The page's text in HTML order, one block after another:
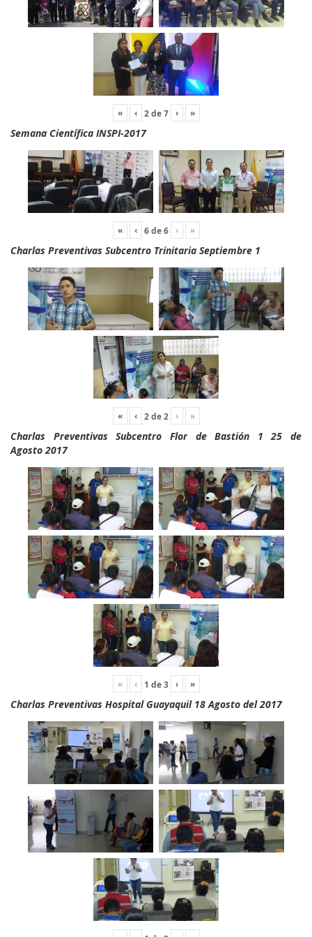
« ‹ 2de7 › »
Semana Científica INSPI-2017
« ‹ 6de6 › »
Charlas Preventivas Subcentro Trinitaria Septiembre 1
« ‹ 2de2 › »
Charlas Preventivas Subcentro Flor de Bastión 1 25 de
Agosto 2017
« ‹ 1 de3 › »
Charlas Preventivas Hospital Guayaquil 18 Agosto del 2017